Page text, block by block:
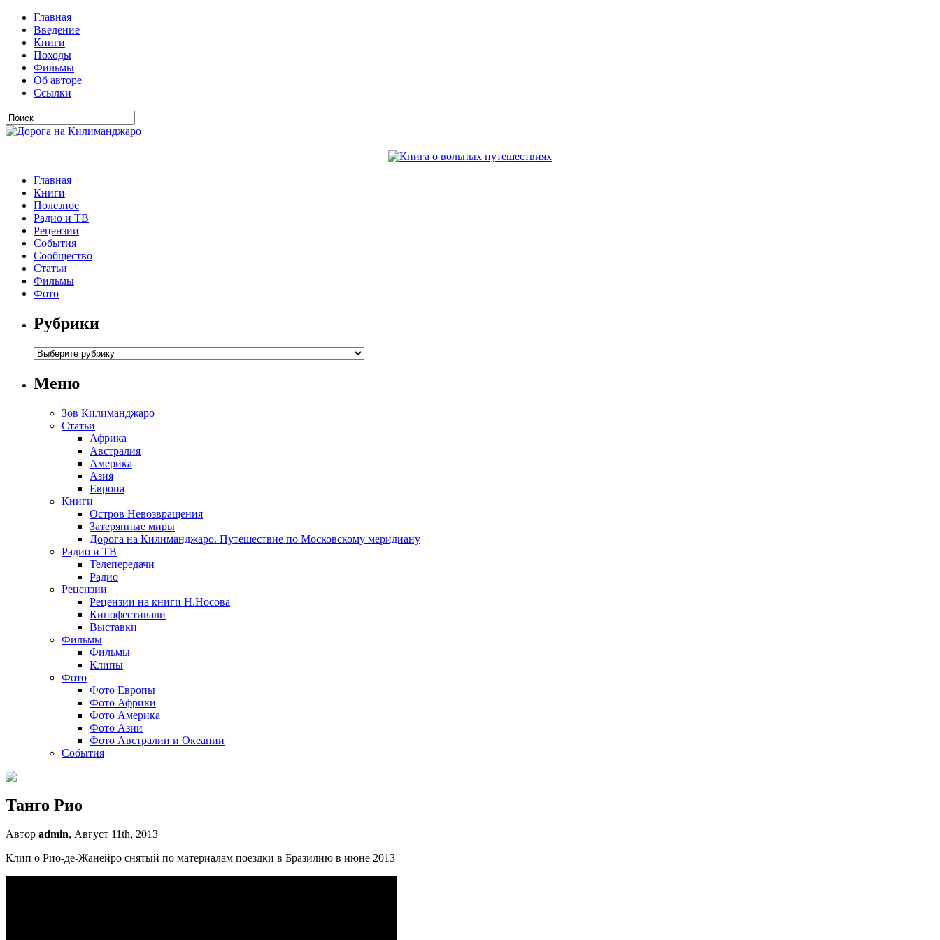
Главная
Введение
Книги
Походы
Фильмы
Об авторе
Ссылки
Главная
Книги
Полезное
Радио и ТВ
Рецензии
События
Сообщество
Статьи
Фильмы
Фото
Рубрики
Меню
Зов Килиманджаро
Статьи
Африка
Австралия
Америка
Азия
Европа
Книги
Остров Невозвращения
Затерянные миры
Дорога на Килиманджаро. Путешествие по Московскому меридиану
Радио и ТВ
Телепередачи
Радио
Рецензии
Рецензии на книги Н.Носова
Кинофестивали
Выставки
Фильмы
Фильмы
Клипы
Фото
Фото Европы
Фото Африки
Фото Америка
Фото Азии
Фото Австралии и Океании
События
Танго Рио
Автор admin, Август 11th, 2013
Клип о Рио-де-Жанейро снятый по материалам поездки в Бразилию в июне 2013